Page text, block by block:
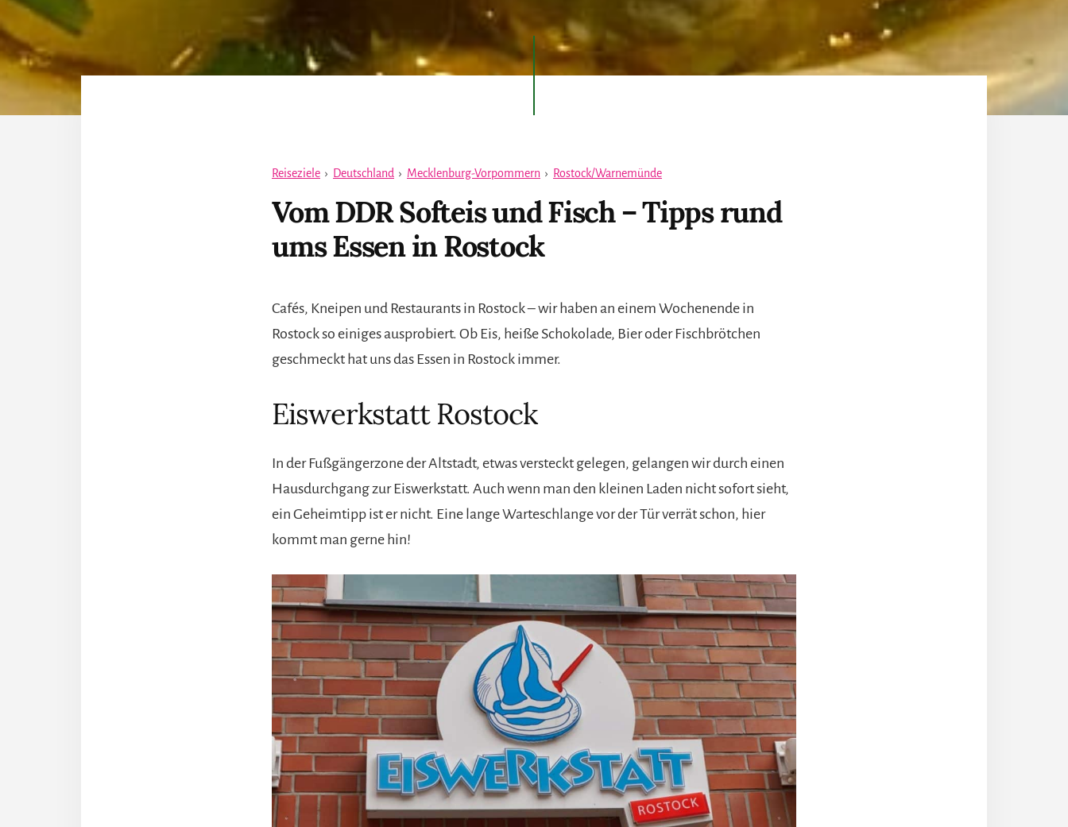
Reiseziele › Deutschland › Mecklenburg-Vorpommern › Rostock/Warnemünde
Vom DDR Softeis und Fisch – Tipps rund
ums Essen in Rostock
Cafés, Kneipen und Restaurants in Rostock – wir haben an einem Wochenende in
Rostock so einiges ausprobiert. Ob Eis, heiße Schokolade, Bier oder Fischbrötchen
geschmeckt hat uns das Essen in Rostock immer.
Eiswerkstatt Rostock
In der Fußgängerzone der Altstadt, etwas versteckt gelegen, gelangen wir durch einen
Hausdurchgang zur Eiswerkstatt. Auch wenn man den kleinen Laden nicht sofort sieht,
ein Geheimtipp ist er nicht. Eine lange Warteschlange vor der Tür verrät schon, hier
kommt man gerne hin!